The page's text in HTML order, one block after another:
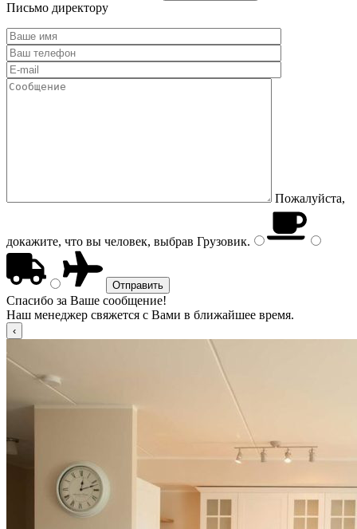
Письмо директору
Пожалуйста,
докажите, что вы человек, выбрав Грузовик.
Спасибо за Ваше сообщение!
Наш менеджер свяжется с Вами в ближайшее время.